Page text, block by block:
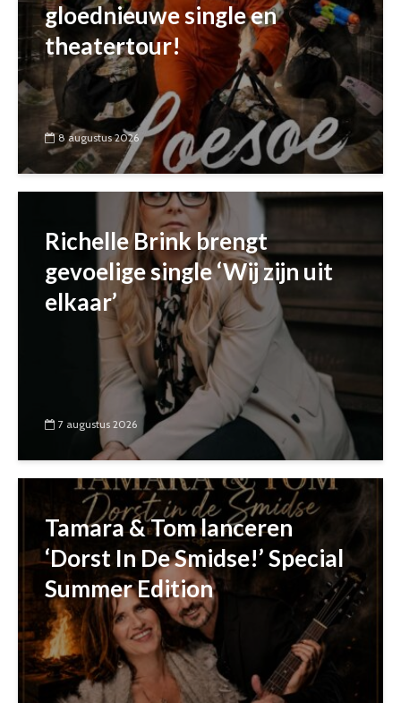
gloednieuwe single en
theatertour!
8 augustus 2026
Richelle Brink brengt
gevoelige single ‘Wij zijn uit
elkaar’
7 augustus 2026
Tamara & Tom lanceren
‘Dorst In De Smidse!’ Special
Summer Edition